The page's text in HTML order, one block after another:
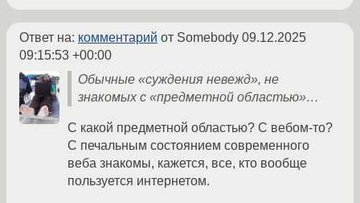
Ответ на: комментарий от Somebody 09.12.2025
09:15:53 +00:00
Обычные «суждения невежд», не
знакомых с «предметной областью»…
С какой предметной областью? С вебом-то?
С печальным состоянием современного
веба знакомы, кажется, все, кто вообще
пользуется интернетом.